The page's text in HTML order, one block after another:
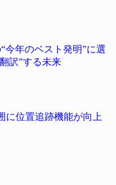
“今年のベスト発明”に選
訳”する未来
に位置追跡機能が向上